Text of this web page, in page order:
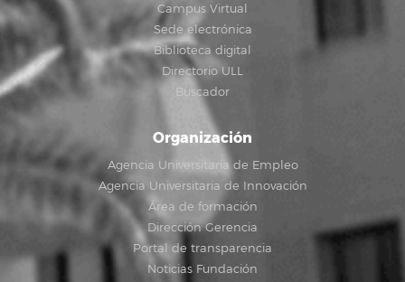
Campus Virtual
Sede electrónica
Biblioteca digital
Directorio ULL
Buscador
Organización
Agencia Universitaria de Empleo
Agencia Universitaria de Innovación
Área de formación
Dirección Gerencia
Portal de transparencia
Noticias Fundación